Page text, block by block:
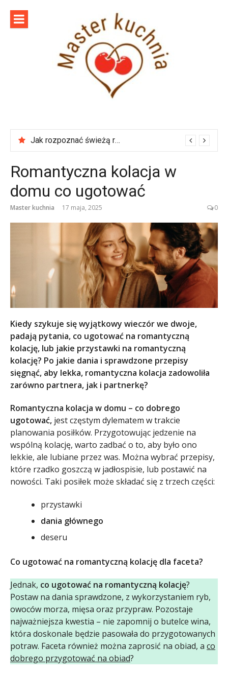
content
kuchnia
Jak rozpoznać świeżą rybę w sklepie?
Romantyczna kolacja w
domu co ugotować
Master kuchnia 17 maja, 2025 0
Kiedy szykuje się wyjątkowy wieczór we dwoje,
padają pytania, co ugotować na romantyczną
kolację, lub jakie przystawki na romantyczną
kolację? Po jakie dania i sprawdzone przepisy
sięgnąć, aby lekka, romantyczna kolacja zadowoliła
zarówno partnera, jak i partnerkę?
Romantyczna kolacja w domu – co dobrego
ugotować, jest częstym dylematem w trakcie
planowania posiłków. Przygotowując jedzenie na
wspólną kolację, warto zadbać o to, aby było ono
lekkie, ale lubiane przez was. Można wybrać przepisy,
które rzadko goszczą w jadłospisie, lub postawić na
nowości. Taki posiłek może składać się z trzech części:
przystawki
dania głównego
deseru
Co ugotować na romantyczną kolację dla faceta?
Jednak, co ugotować na romantyczną kolację?
Postaw na dania sprawdzone, z wykorzystaniem ryb,
owoców morza, mięsa oraz przypraw. Pozostaje
najważniejsza kwestia – nie zapomnij o butelce wina,
która doskonale będzie pasowała do przygotowanych
potraw. Faceta również można zaprosić na obiad, a co
dobrego przygotować na obiad?